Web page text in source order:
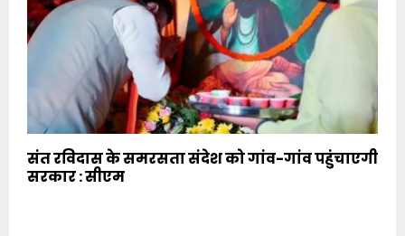
संत रविदास के समरसता संदेश को गांव-गांव पहुंचाएगी
सरकार : सीएम